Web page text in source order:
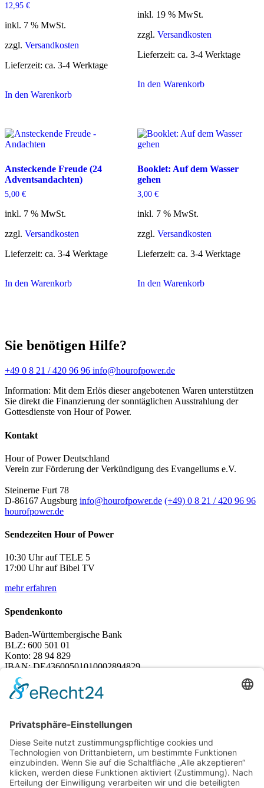
12,95 €
inkl. 7 % MwSt.
zzgl. Versandkosten
Lieferzeit: ca. 3-4 Werktage
In den Warenkorb
inkl. 19 % MwSt.
zzgl. Versandkosten
Lieferzeit: ca. 3-4 Werktage
In den Warenkorb
Ansteckende Freude (24
Adventsandachten)
5,00 €
inkl. 7 % MwSt.
zzgl. Versandkosten
Lieferzeit: ca. 3-4 Werktage
In den Warenkorb
Booklet: Auf dem Wasser
gehen
3,00 €
inkl. 7 % MwSt.
zzgl. Versandkosten
Lieferzeit: ca. 3-4 Werktage
In den Warenkorb
Sie benötigen Hilfe?
+49 0 8 21 / 420 96 96 info@hourofpower.de
Information: Mit dem Erlös dieser angebotenen Waren unterstützen
Sie direkt die Finanzierung der sonntäglichen Ausstrahlung der
Gottesdienste von Hour of Power.
Kontakt
Hour of Power Deutschland
Verein zur Förderung der Verkündigung des Evangeliums e.V.
Steinerne Furt 78
D-86167 Augsburg info@hourofpower.de (+49) 0 8 21 / 420 96 96
hourofpower.de
Sendezeiten Hour of Power
10:30 Uhr auf TELE 5
17:00 Uhr auf Bibel TV
mehr erfahren
Spendenkonto
Baden-Württembergische Bank
BLZ: 600 501 01
Konto: 28 94 829
IBAN: DE43600501010002894829
BIC: SOLADEST600
Rechtliches
Widerrufsbelehrung
AGB
Datenschutz
Deutsch
Österreich